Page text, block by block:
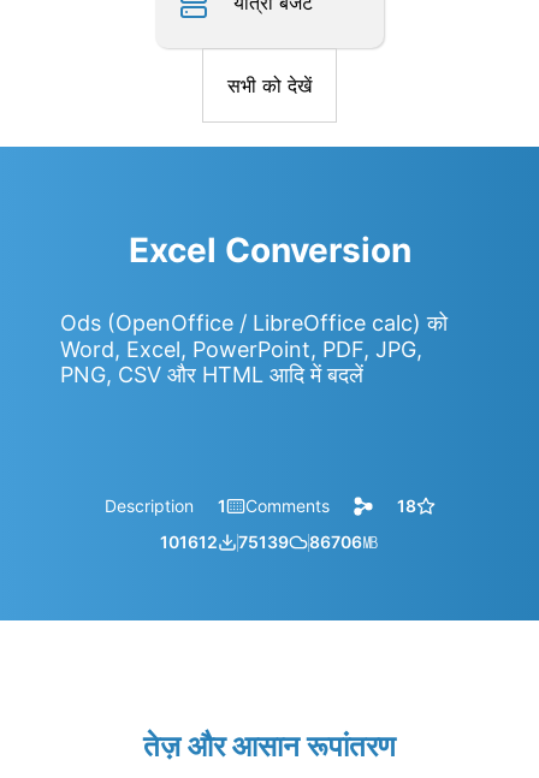
सभी को देखें
Excel Conversion
Ods (OpenOffice / LibreOffice calc) को
Word, Excel, PowerPoint, PDF, JPG,
PNG, CSV और HTML आदि में बदलें
Description 1 Comments
18
101612
75139 86706㎆︎
तेज़ और आसान रूपांतरण